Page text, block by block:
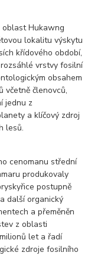
oblast Hukawng
lokalitu výskytu
křídového období,
vrstvy fosilní
obsahem
včetně členovců,
jednu z
a klíčový zdroj
lesů.
cenomanu střední
produkovaly
postupně
další organický
a přeměněn
z oblasti
let a řadí
zdroje fosilního